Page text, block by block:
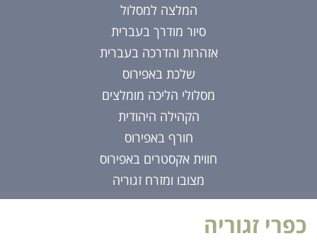
המלצה למסלול
סיור מודרך בעברית
אזהרות והדרכה בעברית
שלכת באפירוס
מסלולי הליכה מומלצים
הקהילה היהודית
חורף באפירוס
חווית אקסטרים באפירוס
מצובו ומזרח זגוריה
כפרי זגוריה